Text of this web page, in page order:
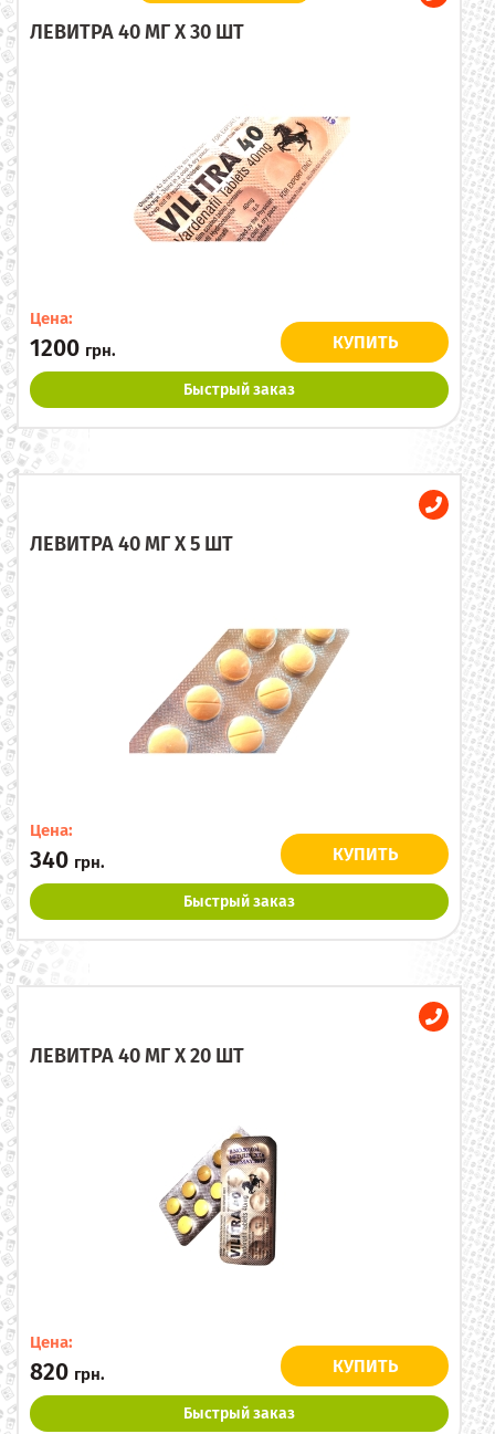
ЛЕВИТРА 40 МГ X 30 ШТ
Цена:
1200 грн. КУПИТЬ
Быстрый заказ
ЛЕВИТРА 40 МГ X 5 ШТ
Цена:
340 грн. КУПИТЬ
Быстрый заказ
ЛЕВИТРА 40 МГ X 20 ШТ
Цена:
820 грн. КУПИТЬ
Быстрый заказ